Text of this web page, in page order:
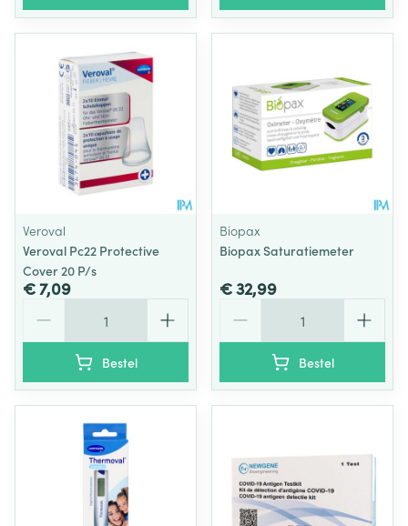
Veroval
Veroval Pc22 Protective
Cover 20 P/s
€ 7,09
Bestel
Biopax
Biopax Saturatiemeter
€ 32,99
Bestel